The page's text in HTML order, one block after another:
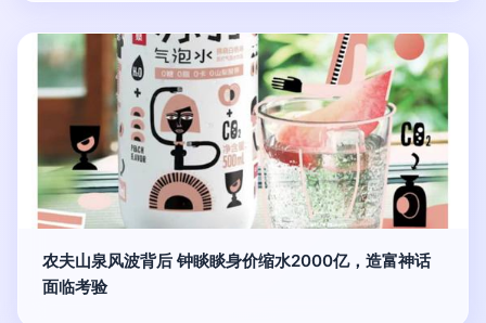
农夫山泉风波背后 钟睒睒身价缩水2000亿，造富神话
面临考验